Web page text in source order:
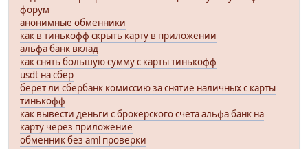
форум
анонимные обменники
как в тинькофф скрыть карту в приложении
альфа банк вклад
как снять большую сумму с карты тинькофф
usdt на сбер
берет ли сбербанк комиссию за снятие наличных с карты
тинькофф
как вывести деньги с брокерского счета альфа банк на
карту через приложение
обменник без aml проверки